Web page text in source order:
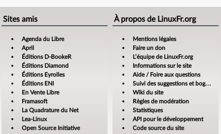
Sites amis
Agenda du Libre
April
Éditions D-BookeR
Éditions Diamond
Éditions Eyrolles
Éditions ENI
En Vente Libre
Framasoft
La Quadrature du Net
Lea-Linux
Open Source Initiative
À propos de LinuxFr.org
Mentions légales
Faire un don
L’équipe de LinuxFr.org
Informations sur le site
Aide / Foire aux questions
Suivi des suggestions et bogues
Wiki du site
Règles de modération
Statistiques
API pour le développement
Code source du site